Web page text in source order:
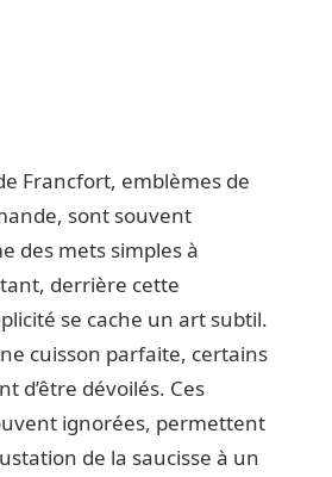
Francfort, emblèmes de
sont souvent
des mets simples à
derrière cette
se cache un art subtil.
cuisson parfaite, certains
d’être dévoilés. Ces
ignorées, permettent
de la saucisse à un